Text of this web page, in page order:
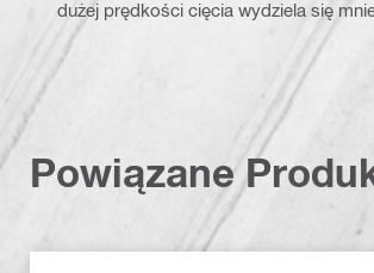
dużej prędkości cięcia wydziela się
Powiązane